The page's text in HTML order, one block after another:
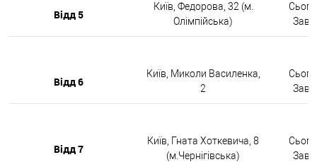
Відд 5
Київ, Федорова, 32 (м.
Олімпійська)
Відд 6
Київ, Миколи Василенка,
2
Відд 7
Київ, Гната Хоткевича, 8
(м.Чернігівська)